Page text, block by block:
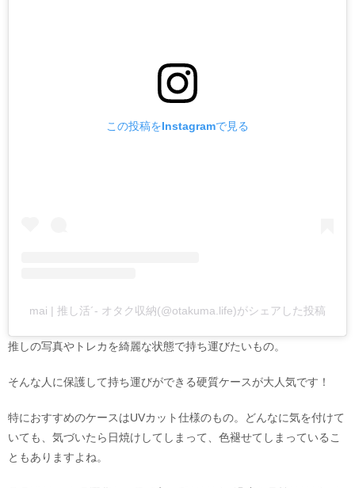
この投稿をInstagramで見る
mai | 推し活´- オタク収納(@otakuma.life)がシェアした投稿
推しの写真やトレカを綺麗な状態で持ち運びたいもの。
そんな人に保護して持ち運びができる硬質ケースが大人気です！
特におすすめのケースはUVカット仕様のもの。どんなに気を付けて
いても、気づいたら日焼けしてしまって、色褪せてしまっているこ
ともありますよね。